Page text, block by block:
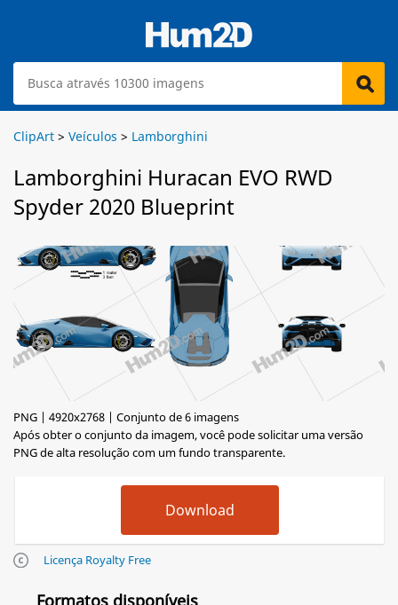
ClipArt > Veículos > Lamborghini
Lamborghini Huracan EVO RWD
Spyder 2020 Blueprint
PNG | 4920x2768 | Conjunto de 6 imagens
Após obter o conjunto da imagem, você pode solicitar uma versão
PNG de alta resolução com um fundo transparente.
Licença Royalty Free
Formatos disponíveis